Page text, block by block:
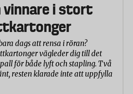
vinnare i stort
dags att rensa i röran?
vägleder dig till det
för både lyft och stapling. Två
resten klarade inte att uppfylla